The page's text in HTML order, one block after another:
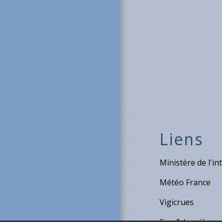
Liens
Ministère de
Météo France
Vigicrues